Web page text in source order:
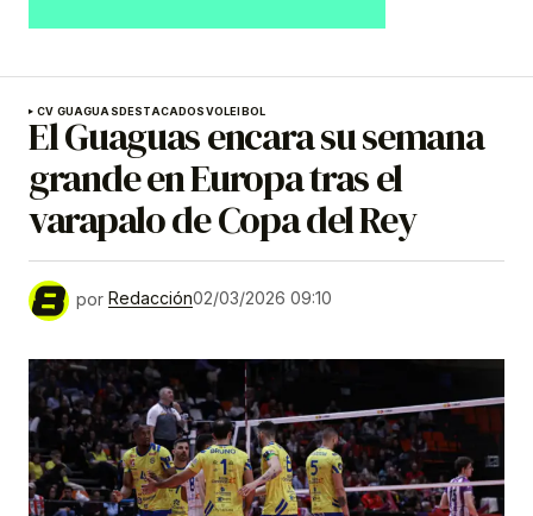
CV GUAGUASDESTACADOSVOLEIBOL
El Guaguas encara su semana
grande en Europa tras el
varapalo de Copa del Rey
por Redacción02/03/2026 09:10